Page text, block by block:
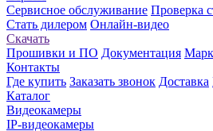
Сервисное обслуживание Проверка
Стать дилером Онлайн-видео
Скачать
Прошивки и ПО Документация
Контакты
Где купить Заказать звонок Доставка
Каталог
Видеокамеры
IP-видеокамеры